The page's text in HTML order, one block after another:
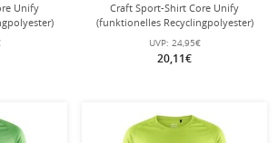
Unify
Craft Sport-Shirt Core Unify
(funktionelles Recyclingpolyester)
rot Damen
UVP: 24,95€
20,11€